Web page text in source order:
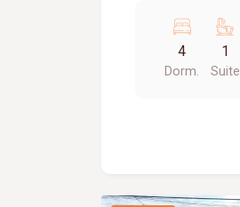
para 04 carros.
4
Dorm.
1
Suite